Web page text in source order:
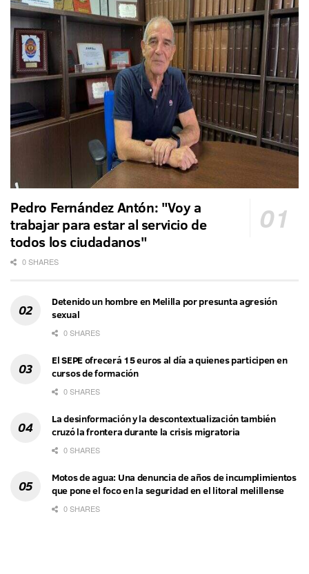
Pedro Fernández Antón: "Voy a
trabajar para estar al servicio de
todos los ciudadanos"
0 SHARES
Detenido un hombre en Melilla por presunta agresión
sexual
0 SHARES
El SEPE ofrecerá 15 euros al día a quienes participen en
cursos de formación
0 SHARES
La desinformación y la descontextualización también
cruzó la frontera durante la crisis migratoria
0 SHARES
Motos de agua: Una denuncia de años de incumplimientos
que pone el foco en la seguridad en el litoral melillense
0 SHARES